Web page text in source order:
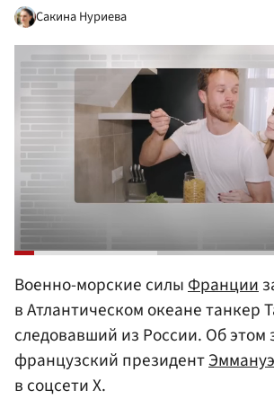
Сакина Нуриева
Военно-морские силыФранции
в Атлантическом океане танкер
следовавший из России. Об этом
французский президент
в соцсети X.